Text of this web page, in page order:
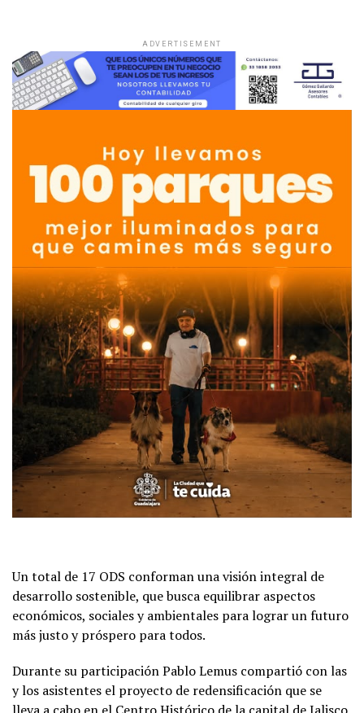
ADVERTISEMENT
Un total de 17 ODS conforman una visión integral de
desarrollo sostenible, que busca equilibrar aspectos
económicos, sociales y ambientales para lograr un futuro
más justo y próspero para todos.
Durante su participación Pablo Lemus compartió con las
y los asistentes el proyecto de redensificación que se